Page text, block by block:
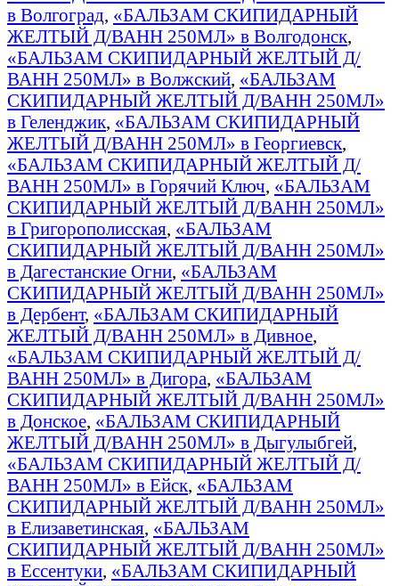
в Волгоград, «БАЛЬЗАМ СКИПИДАРНЫЙ
ЖЕЛТЫЙ Д/ВАНН 250МЛ» в Волгодонск,
«БАЛЬЗАМ СКИПИДАРНЫЙ ЖЕЛТЫЙ Д/
ВАНН 250МЛ» в Волжский, «БАЛЬЗАМ
СКИПИДАРНЫЙ ЖЕЛТЫЙ Д/ВАНН 250МЛ»
в Геленджик, «БАЛЬЗАМ СКИПИДАРНЫЙ
ЖЕЛТЫЙ Д/ВАНН 250МЛ» в Георгиевск,
«БАЛЬЗАМ СКИПИДАРНЫЙ ЖЕЛТЫЙ Д/
ВАНН 250МЛ» в Горячий Ключ, «БАЛЬЗАМ
СКИПИДАРНЫЙ ЖЕЛТЫЙ Д/ВАНН 250МЛ»
в Григорополисская, «БАЛЬЗАМ
СКИПИДАРНЫЙ ЖЕЛТЫЙ Д/ВАНН 250МЛ»
в Дагестанские Огни, «БАЛЬЗАМ
СКИПИДАРНЫЙ ЖЕЛТЫЙ Д/ВАНН 250МЛ»
в Дербент, «БАЛЬЗАМ СКИПИДАРНЫЙ
ЖЕЛТЫЙ Д/ВАНН 250МЛ» в Дивное,
«БАЛЬЗАМ СКИПИДАРНЫЙ ЖЕЛТЫЙ Д/
ВАНН 250МЛ» в Дигора, «БАЛЬЗАМ
СКИПИДАРНЫЙ ЖЕЛТЫЙ Д/ВАНН 250МЛ»
в Донское, «БАЛЬЗАМ СКИПИДАРНЫЙ
ЖЕЛТЫЙ Д/ВАНН 250МЛ» в Дыгулыбгей,
«БАЛЬЗАМ СКИПИДАРНЫЙ ЖЕЛТЫЙ Д/
ВАНН 250МЛ» в Ейск, «БАЛЬЗАМ
СКИПИДАРНЫЙ ЖЕЛТЫЙ Д/ВАНН 250МЛ»
в Елизаветинская, «БАЛЬЗАМ
СКИПИДАРНЫЙ ЖЕЛТЫЙ Д/ВАНН 250МЛ»
в Ессентуки, «БАЛЬЗАМ СКИПИДАРНЫЙ